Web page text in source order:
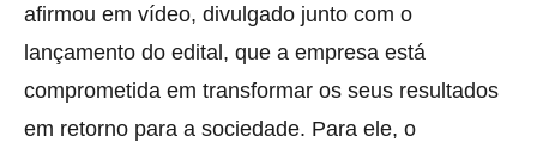
afirmou em vídeo, divulgado junto com o
lançamento do edital, que a empresa está
comprometida em transformar os seus resultados
em retorno para a sociedade. Para ele, o